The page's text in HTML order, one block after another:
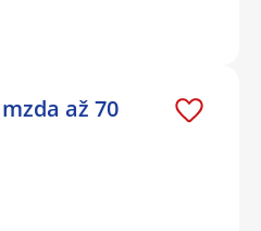
až 70